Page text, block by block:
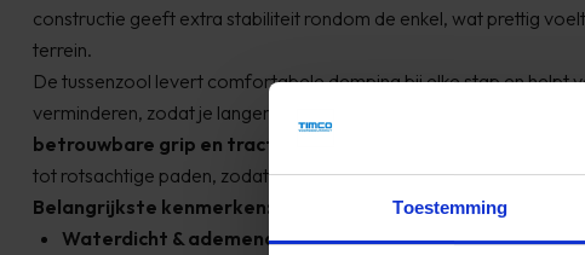
Toestemming
constructie geeft extra stabiliteit rondom de enkel, wat prettig
terrein.
De tussenzool levert comfortabele demping bij elke stap en helpt
verminderen, zodat je langer kunt blijven wandelen. De buitenzool
betrouwbare grip en tractie
tot rotsachtige paden, zodat je vol vertrouwen blijft lopen.
Belangrijkste kenmerken:
Waterdicht & ademenddankzij Gore-Tex
Zeer snel